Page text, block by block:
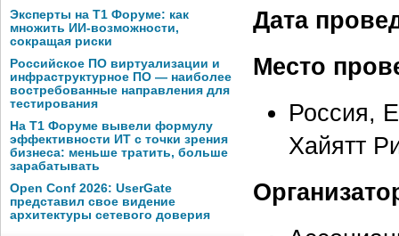
Эксперты на Т1 Форуме: как
множить ИИ-возможности,
сокращая риски
Российское ПО виртуализации и
инфраструктурное ПО — наиболее
востребованные направления для
тестирования
На Т1 Форуме вывели формулу
эффективности ИТ с точки зрения
бизнеса: меньше тратить, больше
зарабатывать
Open Conf 2026: UserGate
представил свое видение
архитектуры сетевого доверия
Дата
Место
Россия,
Хайятт